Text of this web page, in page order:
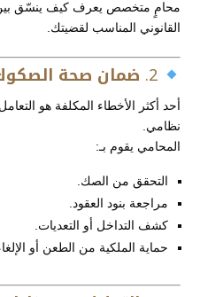
محامٍ متخصص يعرف كيف ينسّق بين
القانوني المناسب لقضيتك.
2. ضمان صحة
أحد أكثر الأخطاء المكلفة هو
نظامي.
المحامي يقوم بـ:
التحقق من الصك.
مراجعة بنود العقود.
كشف التداخل أو التعديات.
حماية الملكية من الطعن أو